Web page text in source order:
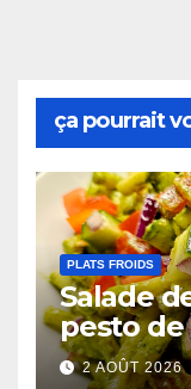
ça pourrait
PLATS FROIDS
Salade
pesto de
2 AOÛT 2026